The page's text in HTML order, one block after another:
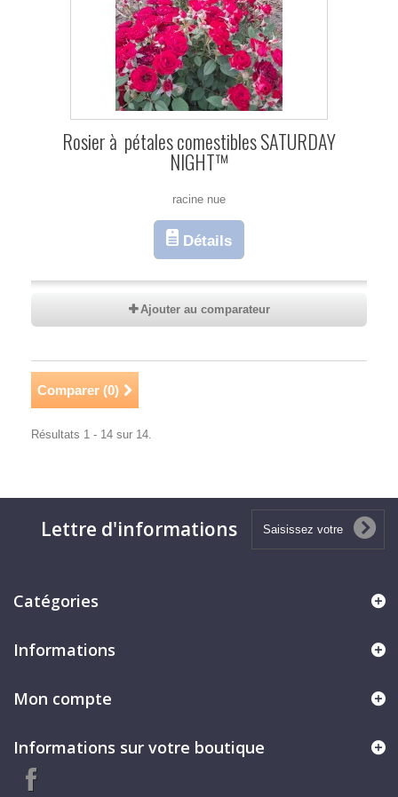
Rosier à pétales comestibles SATURDAY
NIGHT™
racine nue
Détails
Ajouter au comparateur
Comparer (0)
Résultats 1 - 14 sur 14.
Lettre d'informations
Catégories
Informations
Mon compte
Informations sur votre boutique